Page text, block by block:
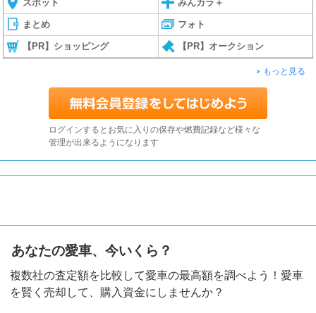
スポット みんカラ＋
まとめ フォト
【PR】ショッピング 【PR】オークション
もっと見る
ログインするとお気に入りの保存や燃費記録など様々な
管理が出来るようになります
あなたの愛車、今いくら？
複数社の査定額を比較して愛車の最高額を調べよう！愛車
を賢く売却して、購入資金にしませんか？